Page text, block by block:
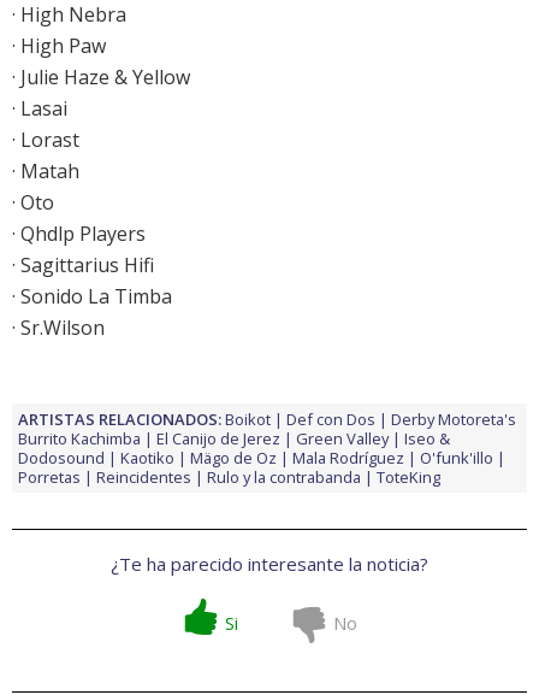
· High Nebra
· High Paw
· Julie Haze & Yellow
· Lasai
· Lorast
· Matah
· Oto
· Qhdlp Players
· Sagittarius Hifi
· Sonido La Timba
· Sr.Wilson
ARTISTAS RELACIONADOS:Boikot Def con Dos
Derby Motoreta's
Burrito Kachimba
El Canijo de Jerez Green Valley
Iseo &
Dodosound
Kaotiko Mägo de Oz Mala Rodríguez
O'funk'illo
Porretas
Reincidentes Rulo y la contrabanda ToteKing
¿Te ha parecido interesante la noticia?
Si No